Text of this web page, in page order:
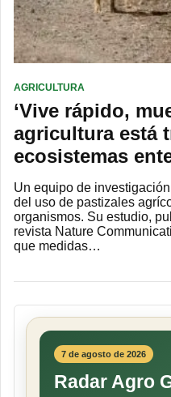
AGRICULTURA
‘Vive rápido,
agricultura está
ecosistemas
Un equipo de
del uso de pastizales
organismos. Su estudio,
revista Nature
que medidas…
7 de agosto de 2026
Radar Agro